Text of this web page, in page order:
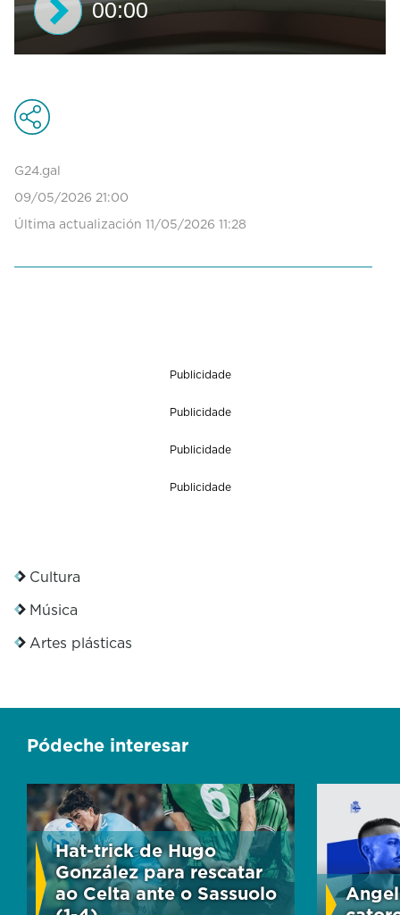
c
o
d
o
0
e
00:00
G24.gal
09/05/2026 21:00
Última actualización 11/05/2026 11:28
Publicidade
Publicidade
Publicidade
Publicidade
Cultura
Música
Artes plásticas
Pódeche interesar
Hat-trick de Hugo
González para rescatar
ao Celta ante o Sassuolo